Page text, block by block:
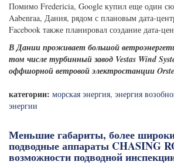
Помимо Fredericia, Google купил еще один
Aabenraa, Дания, рядом с плановым дата-
Facebook также планировал создание дата-
В Дании проживает большой
том числе турбинный завод Vestas Wind
оффшорной ветровой электростанции
категории: морская энергия, энергия
энергии
Меньшие габариты, более
подводные аппараты CHASING
возможности подводной